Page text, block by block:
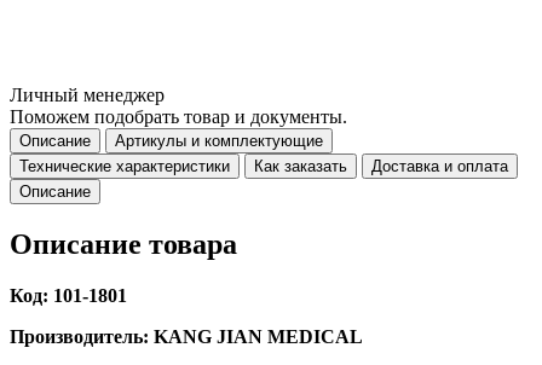
Личный менеджер
Поможем подобрать товар и документы.
Описание
Артикулы и комплектующие
Технические характеристики
Как заказать
Доставка и оплата
Описание
Описание товара
Код: 101-1801
Производитель: KANG JIAN MEDICAL